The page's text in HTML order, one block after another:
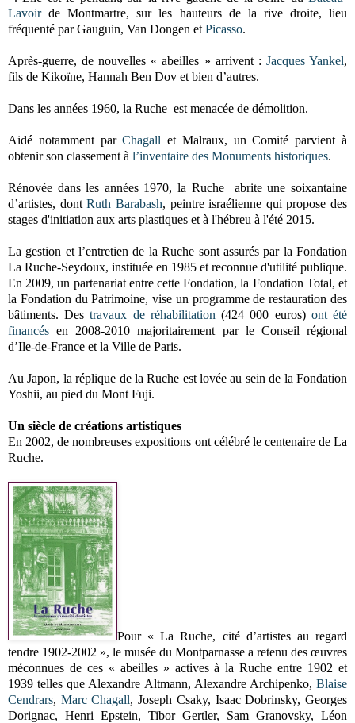
Lavoirde Montmartre, sur les hauteurs de la rive droite, lieu
fréquenté par Gauguin, Van Dongen et Picasso.
Après-guerre, de nouvelles « abeilles » arrivent : Jacques Yankel,
fils de Kikoïne, Hannah Ben Dov et bien d’autres.
Dans les années 1960, la Ruche est menacée de démolition.
Aidé notamment parChagall et Malraux, un Comité parvient à
obtenir son classement à l’inventaire des Monuments historiques.
Rénovée dans les années 1970, la Ruche abrite une soixantaine
d’artistes, dontRuth Barabash, peintre israélienne qui propose des
stages d'initiation aux arts plastiques et à l'hébreu à l'été 2015.
La gestion et l’entretien de la Ruche sont assurés par la Fondation
La Ruche-Seydoux, instituée en 1985 et reconnue d'utilité publique.
En 2009, un partenariat entre cette Fondation, la Fondation Total, et
la Fondation du Patrimoine, vise un programme de restauration des
bâtiments. Destravaux de réhabilitation (424 000 euros) ont été
financés en 2008-2010 majoritairement par le Conseil régional
d’Ile-de-France et la Ville de Paris.
Au Japon, la réplique de la Ruche est lovée au sein de la Fondation
Yoshii, au pied du Mont Fuji.
Un siècle de créations artistiques
En 2002, de nombreuses expositions ont célébré le centenaire de La
Ruche.
Pour « La Ruche, cité d’artistes au regard
tendre 1902-2002 », le musée du Montparnasse a retenu des œuvres
méconnues de ces « abeilles » actives à la Ruche entre 1902 et
1939 telles que Alexandre Altmann, Alexandre Archipenko, Blaise
Cendrars, Marc Chagall, Joseph Csaky, Isaac Dobrinsky, Georges
Dorignac, Henri Epstein, Tibor Gertler, Sam Granovsky, Léon